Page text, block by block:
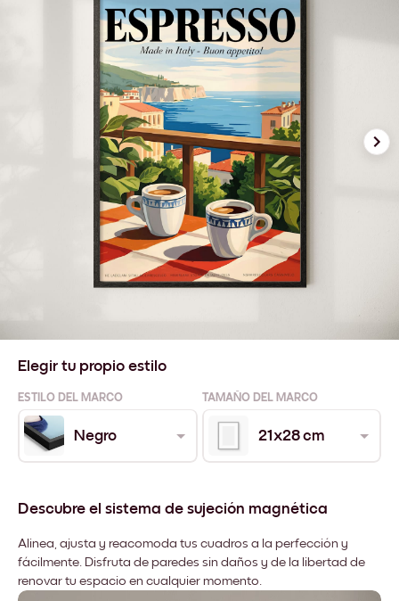
Elegir tu propio estilo
ESTILO DEL MARCO TAMAÑO DEL MARCO
Negro 21x28 cm
Descubre el sistema de sujeción magnética
Alinea, ajusta y reacomoda tus cuadros a la perfección y
fácilmente. Disfruta de paredes sin daños y de la libertad de
renovar tu espacio en cualquier momento.